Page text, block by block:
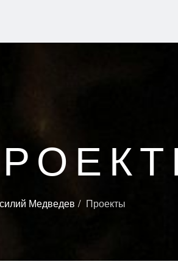
Медведев Проекты